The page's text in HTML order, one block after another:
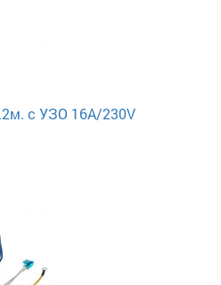
с УЗО 16А/230V